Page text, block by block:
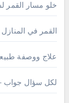
خلو مسار القمر لسنة
القمر في المنازل خلال عام
علاج ووصفة
لكل سؤال جواب –